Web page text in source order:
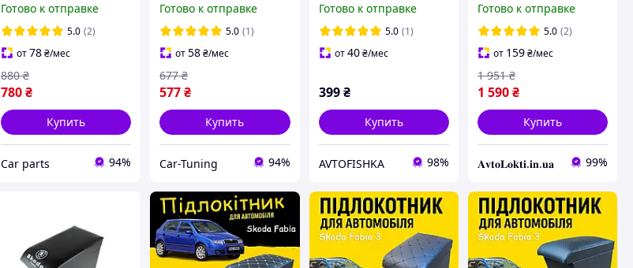
перфорация
Готово к отправке
5.0 (2)
от78₴/мес
780₴
880 ₴
Купить
Сar parts 94%
красная тюнинг салона
обвес Бокс бардачок
Tuning Аксессуары
Готово к отправке
5.0 (1)
от58₴/мес
577₴
677 ₴
Купить
Car-Tuning 94%
с логотипом черный
Готово к отправке
5.0 (1)
от40 ₴/мес
399 ₴
Купить
AVTOFISHKA 98%
Готово к отправке
5.0 (2)
от 159₴/мес
1 590₴
1 951 ₴
Купить
𝐀𝐯𝐭𝐨𝐋𝐨𝐤𝐭𝐢.𝐢𝐧.𝐮𝐚 99%